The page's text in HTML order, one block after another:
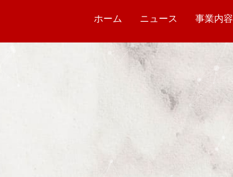
ホーム ニュース 事業内容